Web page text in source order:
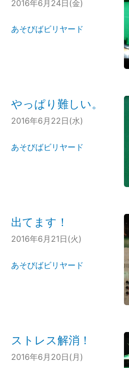
2016年6月24日(金)
あそびばビリヤード
やっぱり難しい。
2016年6月22日(水)
あそびばビリヤード
出てます！
2016年6月21日(火)
あそびばビリヤード
ストレス解消！
2016年6月20日(月)